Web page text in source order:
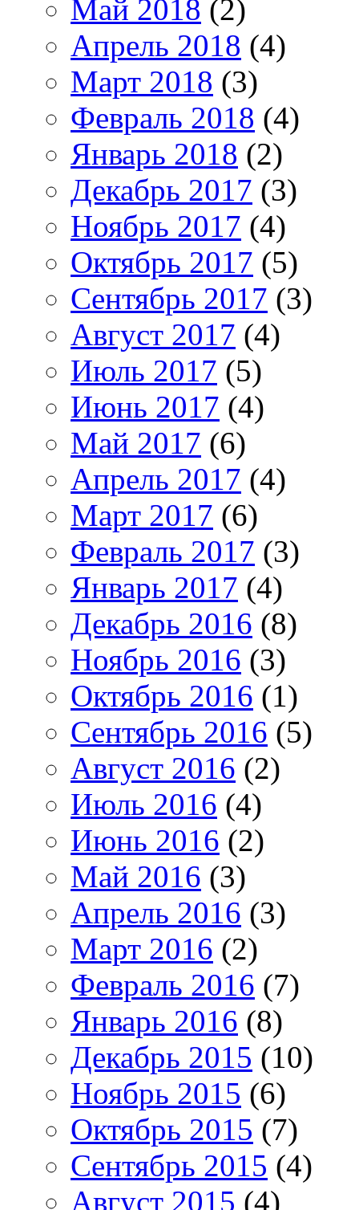
Май 2018 (2)
Апрель 2018 (4)
Март 2018 (3)
Февраль 2018 (4)
Январь 2018 (2)
Декабрь 2017 (3)
Ноябрь 2017 (4)
Октябрь 2017 (5)
Сентябрь 2017 (3)
Август 2017 (4)
Июль 2017 (5)
Июнь 2017 (4)
Май 2017 (6)
Апрель 2017 (4)
Март 2017 (6)
Февраль 2017 (3)
Январь 2017 (4)
Декабрь 2016 (8)
Ноябрь 2016 (3)
Октябрь 2016 (1)
Сентябрь 2016 (5)
Август 2016 (2)
Июль 2016 (4)
Июнь 2016 (2)
Май 2016 (3)
Апрель 2016 (3)
Март 2016 (2)
Февраль 2016 (7)
Январь 2016 (8)
Декабрь 2015 (10)
Ноябрь 2015 (6)
Октябрь 2015 (7)
Сентябрь 2015 (4)
Август 2015 (4)